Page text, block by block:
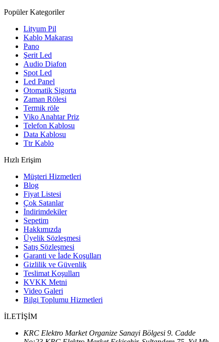
Popüler Kategoriler
Lityum Pil
Kablo Makarası
Pano
Şerit Led
Audio Diafon
Spot Led
Led Panel
Otomatik Sigorta
Zaman Rölesi
Termik röle
Viko Anahtar Priz
Telefon Kablosu
Data Kablosu
Ttr Kablo
Hızlı Erişim
Müşteri Hizmetleri
Blog
Fiyat Listesi
Çok Satanlar
İndirimdekiler
Sepetim
Hakkımızda
Üyelik Sözleşmesi
Satış Sözleşmesi
Garanti ve İade Koşulları
Gizlilik ve Güvenlik
Teslimat Koşulları
KVKK Metni
Video Galeri
Bilgi Toplumu Hizmetleri
İLETİŞİM
KRC Elektro Market Organize Sanayi Bölgesi 9. Cadde